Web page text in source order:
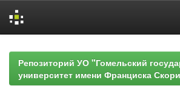
navigationРепозиторий УО "Гомельский
университет имени Франциска